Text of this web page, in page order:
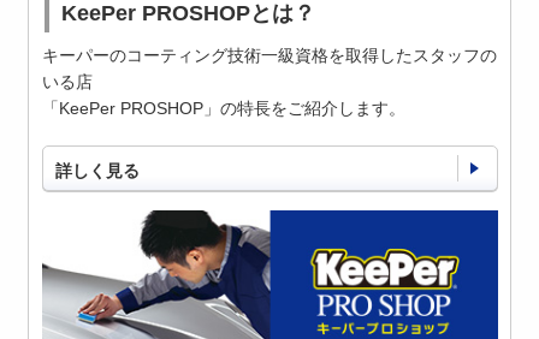
KeePer PROSHOPとは？
キーパーのコーティング技術一級資格を取得したスタッフの
いる店
「KeePer PROSHOP」の特長をご紹介します。
詳しく見る